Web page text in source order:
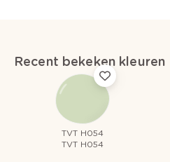
Recent bekeken kleuren
TVT H054
TVT H054